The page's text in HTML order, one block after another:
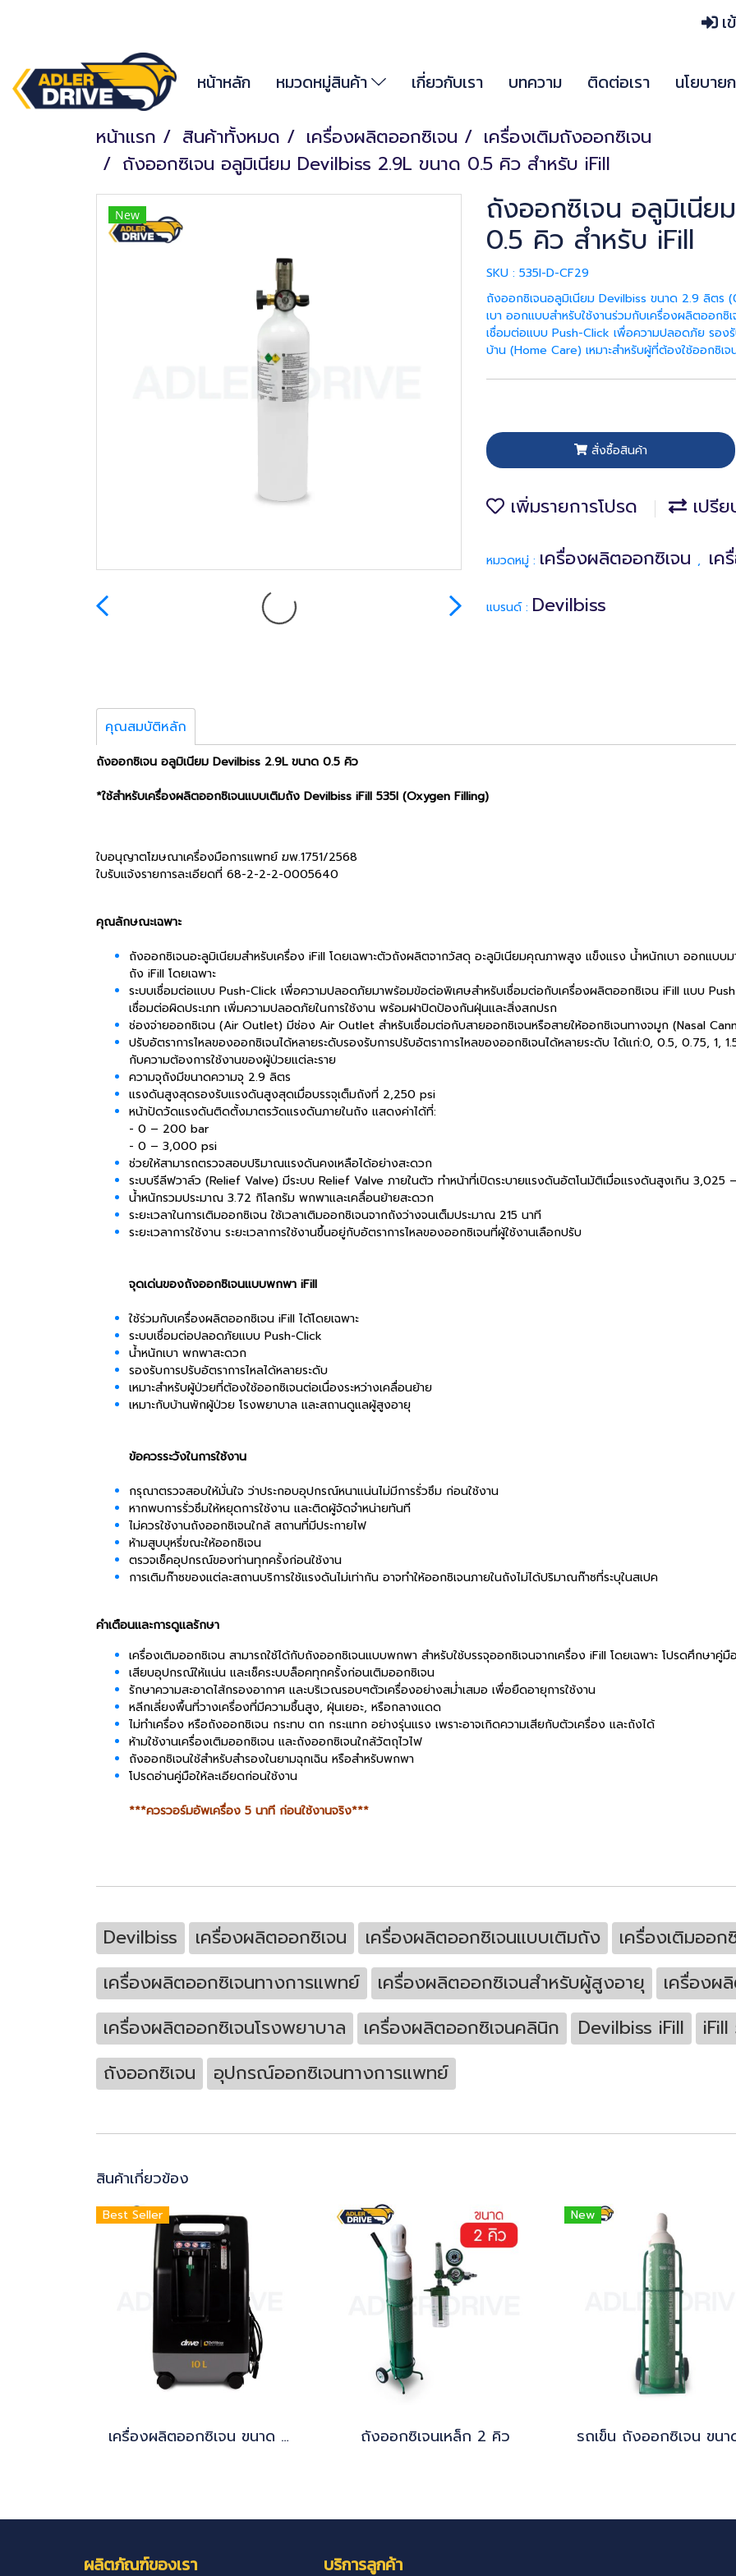
เ
หน้าหลัก หมวดหมู่สินค้า เกี่ยวกับเรา บทความ ติดต่อเรา นโยบาย
หน้าแรก สินค้าทั้งหมด เครื่องผลิตออกซิเจน
เครื่องเติมถังออกซิเจน
ถังออกซิเจน อลูมิเนียม Devilbiss 2.9L ขนาด 0.5 คิว สำหรับ iFill
New ถังออกซิเจน อลูมิเนีย
0.5 คิว สำหรับ iFill
SKU : 535I-D-CF29
ถังออกซิเจนอลูมิเนียม Devilbiss ขนาด 2.9 ลิต
เบา ออกแบบสำหรับใช้งานร่วมกับเครื่องผลิตออกซิ
เชื่อมต่อแบบ Push-Click เพื่อความปลอดภัย รอง
บ้าน (Home Care) เหมาะสำหรับผู้ที่ต้องใช้ออกซิเ
สั่งซื้อสินค้า
เพิ่มรายการโปรด เปรี
หมวดหมู่ : เครื่องผลิตออกซิเจน , เค
แบรนด์ : Devilbiss
คุณสมบัติหลัก
ถังออกซิเจน อลูมิเนียม Devilbiss 2.9L ขนาด 0.5 คิว
*ใช้สำหรับเครื่องผลิตออกซิเจนแบบเติมถัง Devilbiss iFill 535I (Oxygen Filling)
ใบอนุญาตโฆษณาเครื่องมือการแพทย์ ฆพ.1751/2568
ใบรับแจ้งรายการละเอียดที่ 68-2-2-2-0005640
คุณลักษณะเฉพาะ
ถังออกซิเจนอะลูมิเนียมสำหรับเครื่อง iFill โดยเฉพาะตัวถังผลิตจากวัสดุ อะลูมิเนียมคุณภาพสูง แข็งแรง น้ำหนักเบา ออกแบบ
ถัง iFill โดยเฉพาะ
ระบบเชื่อมต่อแบบ Push-Click เพื่อความปลอดภัยมาพร้อมข้อต่อพิเศษสำหรับเชื่อมต่อกับเครื่องผลิตออกซิเจน iFill แบบ
เชื่อมต่อผิดประเภท เพิ่มความปลอดภัยในการใช้งาน พร้อมฝาปิดป้องกันฝุ่นและสิ่งสกปรก
ช่องจ่ายออกซิเจน (Air Outlet) มีช่อง Air Outlet สำหรับเชื่อมต่อกับสายออกซิเจนหรือสายให้ออกซิเจนทางจมูก (Nasal
ปรับอัตราการไหลของออกซิเจนได้หลายระดับรองรับการปรับอัตราการไหลของออกซิเจนได้หลายระดับ ได้แก่:0, 0.5, 0.75, 1,
กับความต้องการใช้งานของผู้ป่วยแต่ละราย
ความจุถังมีขนาดความจุ 2.9 ลิตร
แรงดันสูงสุดรองรับแรงดันสูงสุดเมื่อบรรจุเต็มถังที่ 2,250 psi
หน้าปัดวัดแรงดันติดตั้งมาตรวัดแรงดันภายในถัง แสดงค่าได้ที่:
- 0 – 200 bar
- 0 – 3,000 psi
ช่วยให้สามารถตรวจสอบปริมาณแรงดันคงเหลือได้อย่างสะดวก
ระบบรีลีฟวาล์ว (Relief Valve) มีระบบ Relief Valve ภายในตัว ทำหน้าที่เปิดระบายแรงดันอัตโนมัติเมื่อแรงดันสูงเกิน
น้ำหนักรวมประมาณ 3.72 กิโลกรัม พกพาและเคลื่อนย้ายสะดวก
ระยะเวลาในการเติมออกซิเจน ใช้เวลาเติมออกซิเจนจากถังว่างจนเต็มประมาณ 215 นาที
ระยะเวลาการใช้งาน ระยะเวลาการใช้งานขึ้นอยู่กับอัตราการไหลของออกซิเจนที่ผู้ใช้งานเลือกปรับ
จุดเด่นของถังออกซิเจนแบบพกพา iFill
ใช้ร่วมกับเครื่องผลิตออกซิเจน iFill ได้โดยเฉพาะ
ระบบเชื่อมต่อปลอดภัยแบบ Push-Click
น้ำหนักเบา พกพาสะดวก
รองรับการปรับอัตราการไหลได้หลายระดับ
เหมาะสำหรับผู้ป่วยที่ต้องใช้ออกซิเจนต่อเนื่องระหว่างเคลื่อนย้าย
เหมาะกับบ้านพักผู้ป่วย โรงพยาบาล และสถานดูแลผู้สูงอายุ
ข้อควรระวังในการใช้งาน
กรุณาตรวจสอบให้มั่นใจ ว่าประกอบอุปกรณ์หนาแน่นไม่มีการรั่วซึม ก่อนใช้งาน
หากพบการรั่วซึมให้หยุดการใช้งาน และติดผู้จัดจำหน่ายทันที
ไม่ควรใช้งานถังออกซิเจนใกล้ สถานที่มีประกายไฟ
ห้ามสูบบุหรี่ขณะให้ออกซิเจน
ตรวจเช็คอุปกรณ์ของท่านทุกครั้งก่อนใช้งาน
การเติมก๊าซของแต่ละสถานบริการใช้แรงดันไม่เท่ากัน อาจทำให้ออกซิเจนภายในถังไม่ได้ปริมาณก๊าซที่ระบุในสเปค
คำเตือนและการดูแลรักษา
เครื่องเติมออกซิเจน สามารถใช้ได้กับถังออกซิเจนแบบพกพา สำหรับใช้บรรจุออกซิเจนจากเครื่อง iFill โดยเฉพาะ โปรดศึกษา
เสียบอุปกรณ์ให้แน่น และเช็คระบบล็อคทุกครั้งก่อนเติมออกซิเจน
รักษาความสะอาดไส้กรองอากาศ และบริเวณรอบๆตัวเครื่องอย่างสม่ำเสมอ เพื่อยืดอายุการใช้งาน
หลีกเลี่ยงพื้นที่วางเครื่องที่มีความชื้นสูง, ฝุ่นเยอะ, หรือกลางแดด
ไม่ทำเครื่อง หรือถังออกซิเจน กระทบ ตก กระแทก อย่างรุ่นแรง เพราะอาจเกิดความเสียกับตัวเครื่อง และถังได้
ห้ามใช้งานเครื่องเติมออกซิเจน และถังออกซิเจนใกล้วัตถุไวไฟ
ถังออกซิเจนใช้สำหรับสำรองในยามฉุกเฉิน หรือสำหรับพกพา
โปรดอ่านคู่มือให้ละเอียดก่อนใช้งาน
***ควรวอร์มอัพเครื่อง 5 นาที ก่อนใช้งานจริง***
Devilbiss เครื่องผลิตออกซิเจน เครื่องผลิตออกซิเจนแบบเติมถัง เครื่องเติมออก
เครื่องผลิตออกซิเจนทางการแพทย์
เครื่องผลิตออกซิเจนสำหรับผู้สูงอายุ
เครื่องผ
เครื่องผลิตออกซิเจนโรงพยาบาล
เครื่องผลิตออกซิเจนคลินิก Devilbiss iFill iFill
ถังออกซิเจน
อุปกรณ์ออกซิเจนทางการแพทย์
สินค้าเกี่ยวข้อง
Best Seller
เครื่องผลิตออกซิเจน ขนาด 10 ลิตร ยี่ห้อ Devilbiss รุ่น 1025KS นำเข้าจากอเมริกา รุ่นแรงดันสูง ถังออกซิเจนเหล็ก 2 คิว
New
ผลิตภัณฑ์ของเรา บริการลูกค้า